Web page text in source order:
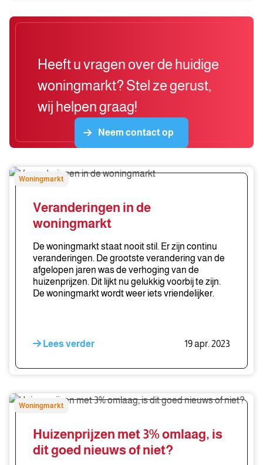
Heeft u vragen over de huidige
woningmarkt? Stel ze gerust,
wij helpen graag!
Neem contact op
Veranderingen
in
woningmarkt
Woningmarkt
Veranderingen in de
woningmarkt
De woningmarkt staat nooit stil. Er zijn continu
veranderingen. De grootste verandering van de
afgelopen jaren was de verhoging van de
huizenprijzen. Dit lijkt nu gelukkig voorbij te zijn.
De woningmarkt wordt weer iets vriendelijker.
Lees verder 19 apr. 2023
Huizenprijzen
met
omlaag,
Woningmarkt
Huizenprijzen met 3% omlaag, is
dit goed nieuws of niet?